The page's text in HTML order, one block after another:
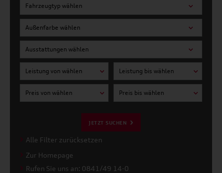
Fahrzeugtyp wählen
Außenfarbe wählen
Ausstattungen wählen
Leistung von wählen Leistung bis wählen
Preis von wählen Preis bis wählen
JETZT SUCHEN
Alle Filter zurücksetzen
Zur Homepage
Rufen Sie uns an: 0841/49 14-0